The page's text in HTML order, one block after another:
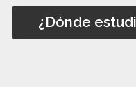
¿Dónde